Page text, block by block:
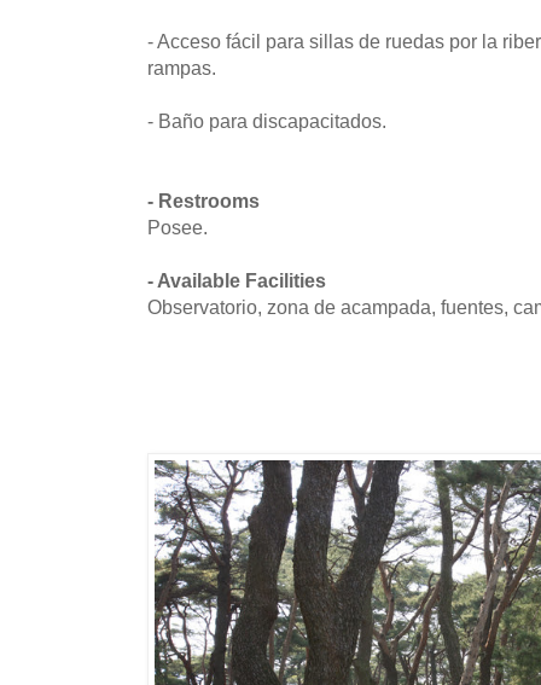
- Acceso fácil para sillas de ruedas por la
rampas.
- Baño para discapacitados.
- Restrooms
Posee.
- Available Facilities
Observatorio, zona de acampada, fuentes,